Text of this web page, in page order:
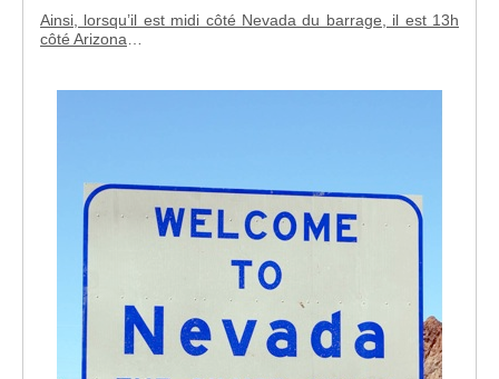
Ainsi, lorsqu’il est midi côté Nevada du barrage, il est 13h
côté Arizona